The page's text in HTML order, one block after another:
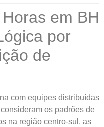
em BH
por
de
com equipes distribuídas
os padrões de
na região centro-sul, as